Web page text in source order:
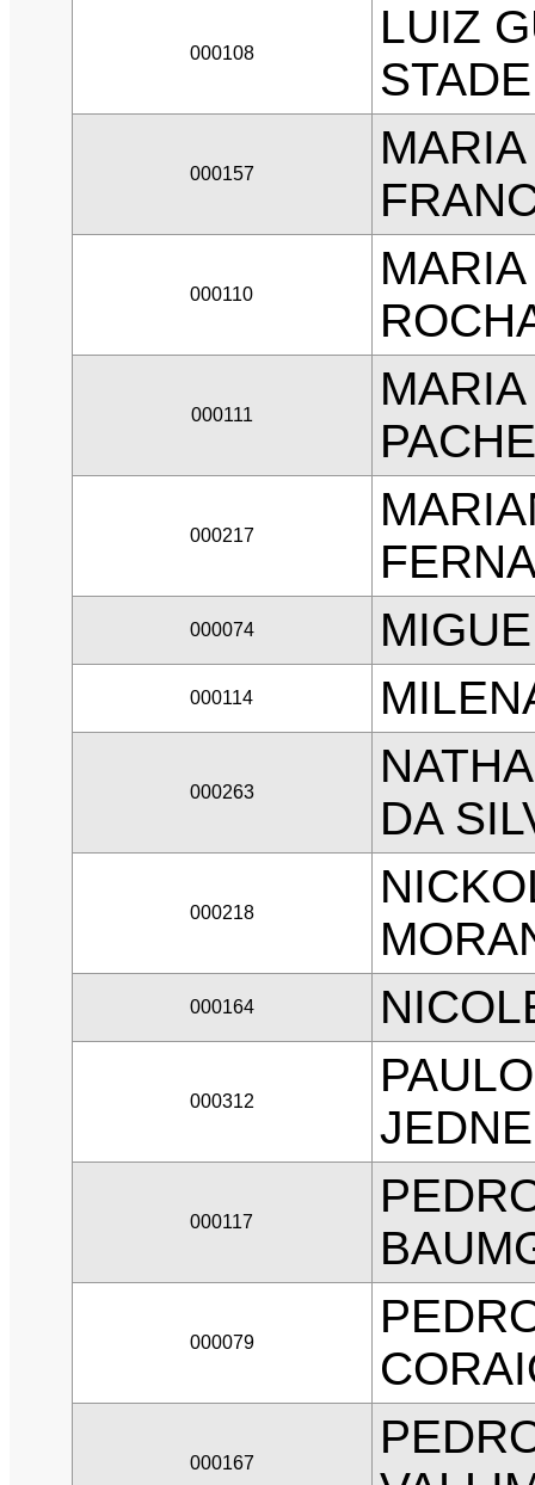
000108
LUIZ
000157
000110
000111
000217
000074
000114
000263
DA
000218
000164
000312
000117
000079
000167